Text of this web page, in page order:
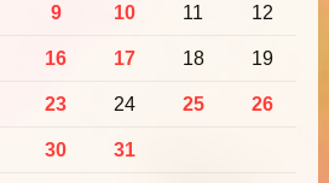
9 10 11 12
16 17 18 19
23 24 25 26
30 31